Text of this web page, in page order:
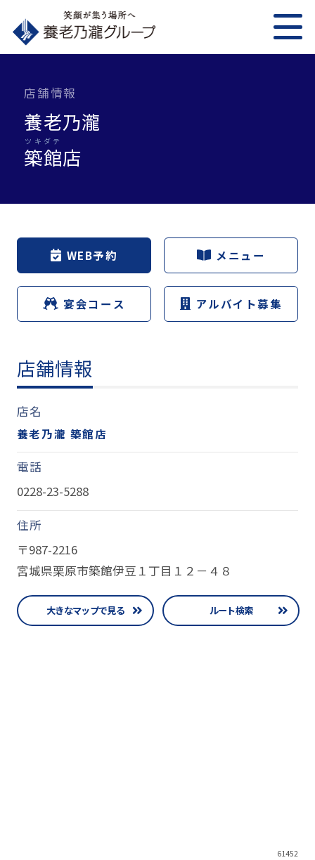
店舗情報
養老乃瀧
築館
ツキダテ
店
WEB予約 メニュー
宴会コース アルバイト募集
店舗情報
店名
養老乃瀧 築館店
電話
0228-23-5288
住所
〒987-2216
宮城県栗原市築館伊豆１丁目１２－４８
大きなマップで見る ルート検索
61452